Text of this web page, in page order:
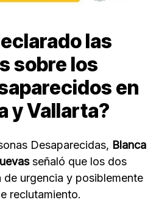
las
sobre los
en
y Vallarta?
Desaparecidas, Blanca
señaló que los dos
de urgencia y posiblemente
reclutamiento.